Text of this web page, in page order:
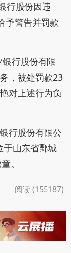
行股份因违
予警告并罚款
行股份有限
，被处罚款23
对上述行为负
行股份有限公
于山东省鄄城
。
阅读 (155187)